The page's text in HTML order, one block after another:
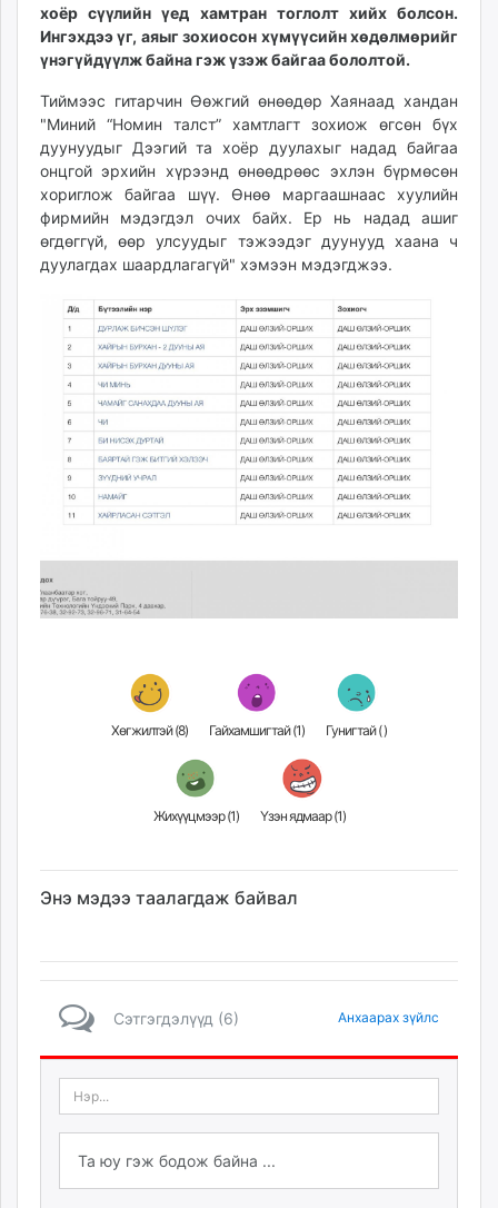
urlag.mn
unen.mn
asu.mn
shudarga.mn
shuurhai.mn
unuudur.mn
isee.mn
mglradio.com
fact.mn
itoim.mn
shuum.mn
times.mn
tvmongolia.mn
mass.mn
unegui.mn
assa.mn
toim.mn
tac.mn
хоёр сүүлийн үед хамтран тоглолт хийх болсон.
Ингэхдээ үг, аяыг зохиосон хүмүүсийн хөдөлмөрийг
үнэгүйдүүлж байна гэж үзэж байгаа бололтой.
Тиймээс гитарчин Өөжгий өнөөдөр Хаянаад хандан
"Миний “Номин талст” хамтлагт зохиож өгсөн бүх
дуунуудыг Дээгий та хоёр дуулахыг надад байгаа
онцгой эрхийн хүрээнд өнөөдрөөс эхлэн бүрмөсөн
хориглож байгаа шүү. Өнөө маргаашнаас хуулийн
фирмийн мэдэгдэл очих байх. Ер нь надад ашиг
өгдөггүй, өөр улсуудыг тэжээдэг дуунууд хаана ч
дуулагдах шаардлагагүй" хэмээн мэдэгджээ.
Хөгжилтэй (8) Гайхамшигтай (1) Гунигтай ()
Жихүүцмээр (1) Үзэн ядмаар (1)
Энэ мэдээ таалагдаж байвал
Сэтгэгдэлүүд (6) Анхаарах зүйлс